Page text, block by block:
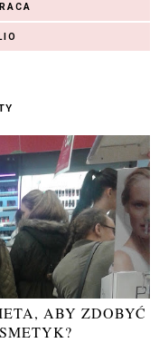
ABY ZDOBYĆ